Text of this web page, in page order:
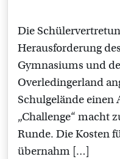
Die
Herausforderung
Gymnasiums und
Overledingerland
Schulgelände einen
„Challenge“ macht
Runde. Die Kosten
übernahm […]